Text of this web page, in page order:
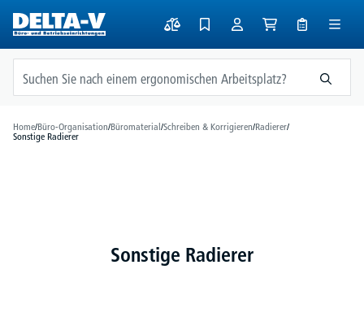
springen
Home/Büro-Organisation/Büromaterial/Schreiben & Korrigieren/Radierer/
Sonstige Radierer
Sonstige Radierer